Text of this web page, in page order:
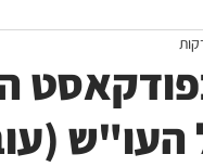
הכנסה
מעקב תקציבי
60